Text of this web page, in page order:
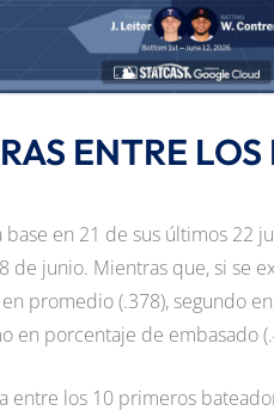
ENTRE LOS
base en 21 de sus últimos 22
de junio. Mientras que, si se
promedio (.378), segundo
en porcentaje de embasado
entre los 10 primeros